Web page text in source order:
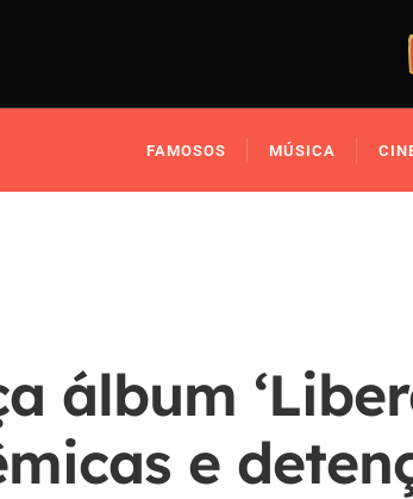
FAMOSOS MÚSICA
álbum
e